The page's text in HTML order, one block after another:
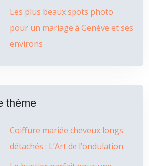
Les plus beaux spots photo
pour un mariage à Genève et ses
environs
thème
Coiffure mariée cheveux longs
détachés : L’Art de l’ondulation